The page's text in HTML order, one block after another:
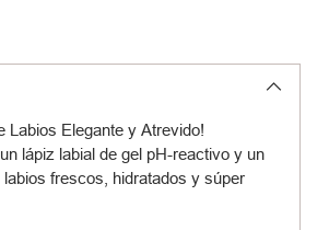
Labios Elegante y Atrevido!
lápiz labial de gel pH-reactivo y un
frescos, hidratados y súper